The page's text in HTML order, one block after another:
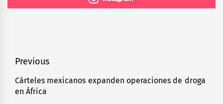
Navegación
de
entradas
Previous
Previous
post:
Cárteles mexicanos expanden operaciones de droga
en África